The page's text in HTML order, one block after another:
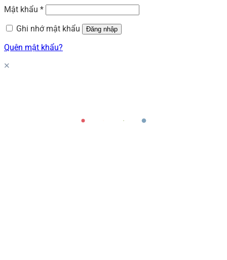
Mật khẩu *
Ghi nhớ mật khẩu
Đăng nhập
Quên mật khẩu?